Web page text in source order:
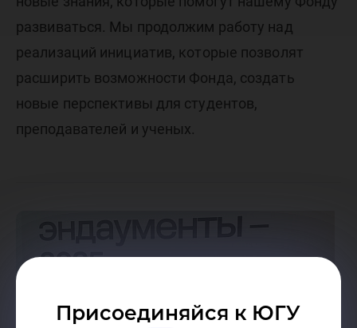
Присоединяйся к ЮГУ
развиваться. Мы продолжим работу над
реализаций инициатив, которые позволят
расширить возможности Фонда, создать
новые перспективы для студентов,
преподавателей и ученых.